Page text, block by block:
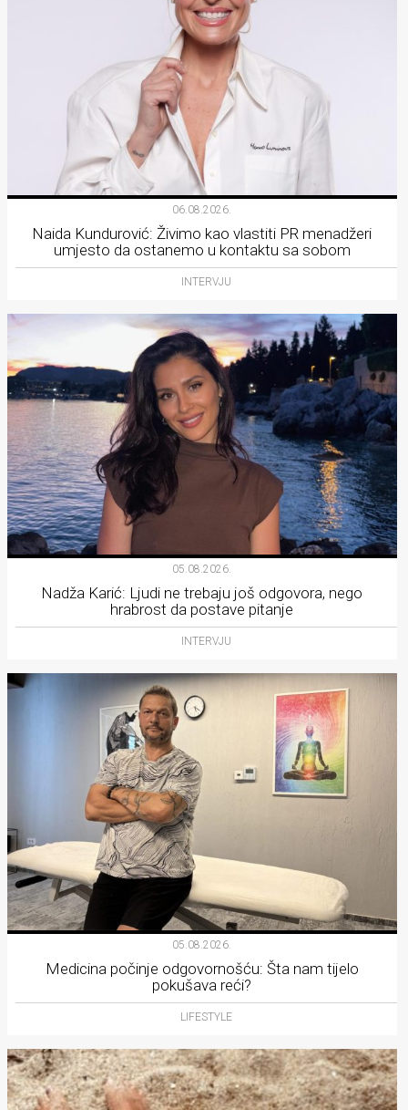
06.08.2026.
Naida Kundurović: Živimo kao vlastiti PR menadžeri
umjesto da ostanemo u kontaktu sa sobom
INTERVJU
05.08.2026.
Nadža Karić: Ljudi ne trebaju još odgovora, nego
hrabrost da postave pitanje
INTERVJU
05.08.2026.
Medicina počinje odgovornošću: Šta nam tijelo
pokušava reći?
LIFESTYLE